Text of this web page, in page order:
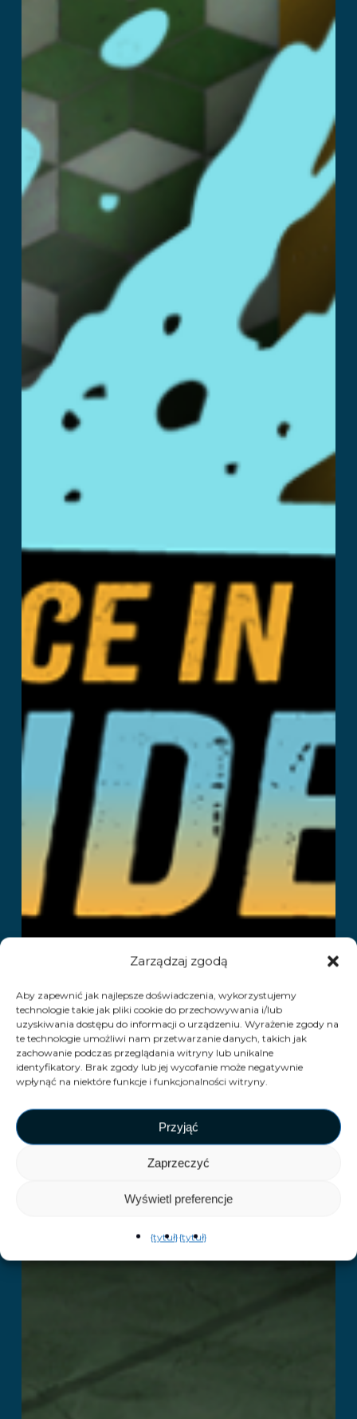
Zarządzaj zgodą
Aby zapewnić jak najlepsze doświadczenia, wykorzystujemy
technologie takie jak pliki cookie do przechowywania i/lub
uzyskiwania dostępu do informacji o urządzeniu. Wyrażenie zgody na
te technologie umożliwi nam przetwarzanie danych, takich jak
zachowanie podczas przeglądania witryny lub unikalne
identyfikatory. Brak zgody lub jej wycofanie może negatywnie
wpłynąć na niektóre funkcje i funkcjonalności witryny.
Przyjąć
Zaprzeczyć
Wyświetl preferencje
{tytuł}{tytuł}